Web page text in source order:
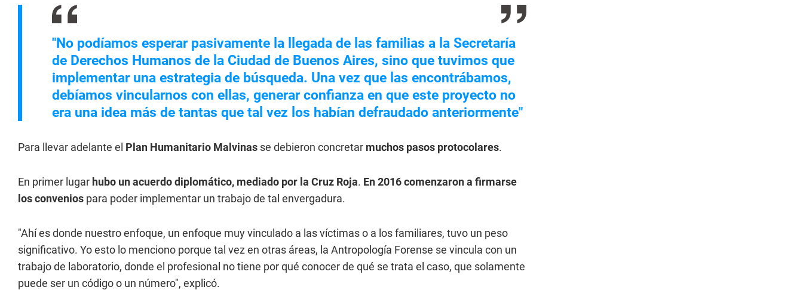
"No podíamos esperar pasivamente la llegada de las familias a la Secretaría
de Derechos Humanos de la Ciudad de Buenos Aires, sino que tuvimos que
implementar una estrategia de búsqueda. Una vez que las encontrábamos,
debíamos vincularnos con ellas, generar confianza en que este proyecto no
era una idea más de tantas que tal vez los habían defraudado anteriormente"
Para llevar adelante el Plan Humanitario Malvinas se debieron concretar muchos pasos protocolares.
En primer lugar hubo un acuerdo diplomático, mediado por la Cruz Roja. En 2016 comenzaron a firmarse
los convenios para poder implementar un trabajo de tal envergadura.
"Ahí es donde nuestro enfoque, un enfoque muy vinculado a las víctimas o a los familiares, tuvo un peso
significativo. Yo esto lo menciono porque tal vez en otras áreas, la Antropología Forense se vincula con un
trabajo de laboratorio, donde el profesional no tiene por qué conocer de qué se trata el caso, que solamente
puede ser un código o un número", explicó.